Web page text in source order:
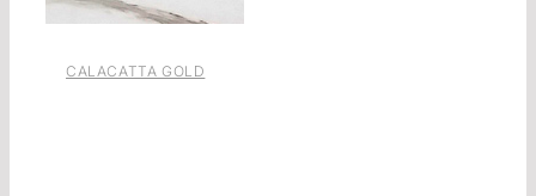
CALACATTA GOLD